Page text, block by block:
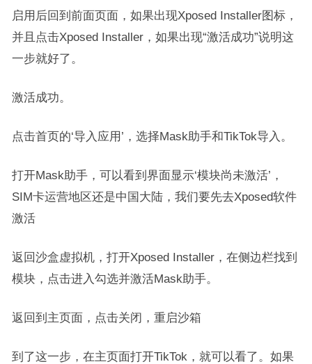
启用后回到前面页面，如果出现Xposed Installer图标，
并且点击Xposed Installer，如果出现“激活成功”说明这
一步就好了。
激活成功。
点击首页的‘导入应用’，选择Mask助手和TikTok导入。
打开Mask助手，可以看到界面显示‘模块尚未激活’，
SIM卡运营地区还是中国大陆，我们要先去Xposed软件
激活
返回沙盒虚拟机，打开Xposed Installer，在侧边栏找到
模块，点击进入勾选并激活Mask助手。
返回到主页面，点击关闭，重启沙箱
到了这一步，在主页面打开TikTok，就可以看了。如果